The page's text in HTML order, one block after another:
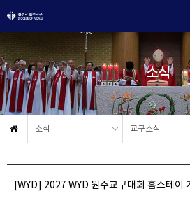
소식
소식 교구소식
[WYD] 2027 WYD 원주교구대회 홈스테이